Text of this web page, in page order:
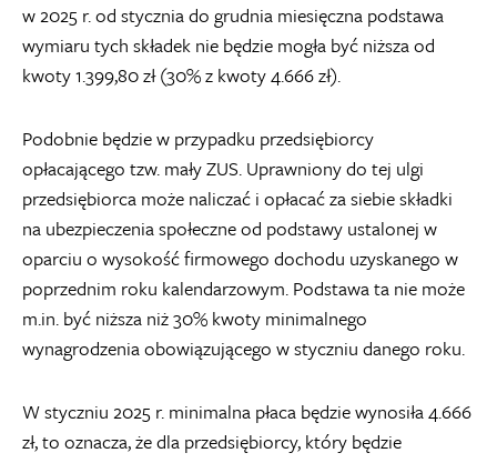
w 2025 r. od stycznia do grudnia miesięczna podstawa
wymiaru tych składek nie będzie mogła być niższa od
kwoty 1.399,80 zł (30% z kwoty 4.666 zł).
Podobnie będzie w przypadku przedsiębiorcy
opłacającego tzw. mały ZUS. Uprawniony do tej ulgi
przedsiębiorca może naliczać i opłacać za siebie składki
na ubezpieczenia społeczne od podstawy ustalonej w
oparciu o wysokość firmowego dochodu uzyskanego w
poprzednim roku kalendarzowym. Podstawa ta nie może
m.in. być niższa niż 30% kwoty minimalnego
wynagrodzenia obowiązującego w styczniu danego roku.
W styczniu 2025 r. minimalna płaca będzie wynosiła 4.666
zł, to oznacza, że dla przedsiębiorcy, który będzie